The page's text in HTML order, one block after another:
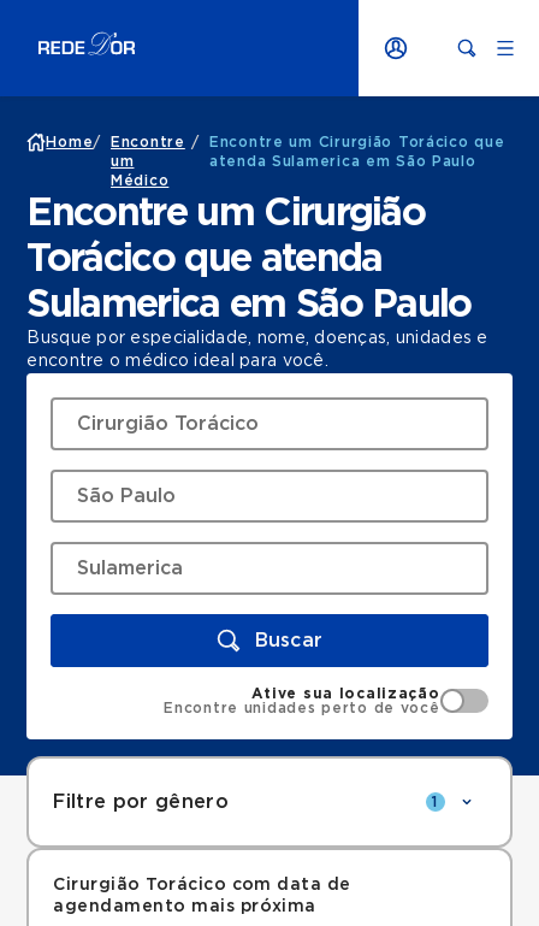
Home/
Encontre
um
Médico
/
Encontre um Cirurgião Torácico que
atenda Sulamerica em São Paulo
Encontre um Cirurgião
Torácico que atenda
Sulamerica em São Paulo
Busque por especialidade, nome, doenças, unidades e
encontre o médico ideal para você.
Buscar
Ative sua localização
Encontre unidades perto de você
Filtre por gênero 1
Cirurgião Torácico com data de
agendamento mais próxima